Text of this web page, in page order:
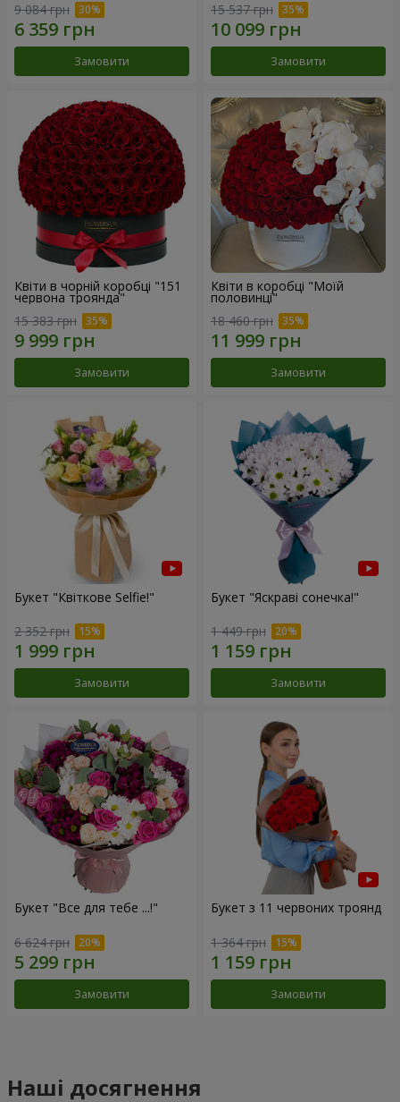
9 084 грн
Замовити
15 537 грн
Замовити
Квіти в чорній коробці "151
червона троянда"
15 383 грн
Замовити
Квіти в коробці "Моїй
половинці"
18 460 грн
Замовити
Букет "Квіткове Selfie!"
2 352 грн
Замовити
Букет "Яскраві сонечка!"
1 449 грн
Замовити
Букет "Все для тебе ...!"
6 624 грн
Замовити
Букет з 11 червоних троянд
1 364 грн
Замовити
Наші досягнення